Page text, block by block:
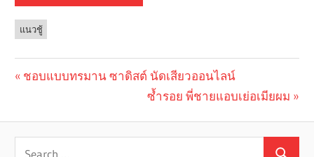
แนวชู้
navigation
Previous
ชอบแบบทรมาน ซาดิสต์ นัดเสียวออนไลน์
Next
ซ้ำรอย พี่ชายแอบเย่อเมียผม